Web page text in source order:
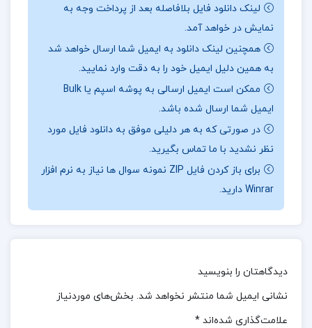
سپیده دم) سارا جی. ماس : چائول اکنون باید راهی برای
بهبودی بیابد و تنها راه نجات او، کمک گرفتن از
شفا‌دهندگان افسانه‌ای توره چسمه در آنتیکا است. این
شفا‌دهندگان نه تنها برای نجات چائول، بلکه برای رهایی
اریلیا اهمیت زیادی دارند. چائول در سفر به آنتیکا، نه
تنها برای بهبود جسمی خود، بلکه برای کشف اسرار و
یافتن راهی برای نجات اریلیا تلاش می‌کند.
موضوع کتاب سریر شیشه ای جلد 6 (برج سپیده دم)
ماجراهای هیجان‌انگیز خود، خواننده را به دنیای پر از
بسیاری روبرو می‌شود و نیاز به تمام اراده و قدرت خود
دارد تا بر آن‌ها فائق آید.
لینک دانلود فایل بلافاصله بعد از پرداخت وجه به
نمایش در خواهد آمد.
همچنین لینک دانلود به ایمیل شما ارسال خواهد شد
به همین دلیل ایمیل خود را به دقت وارد نمایید.
ممکن است ایمیل ارسالی به پوشه اسپم یا Bulk
ایمیل شما ارسال شده باشد.
در صورتی که به هر دلیلی موفق به دانلود فایل مورد
نظر نشدید با ما تماس بگیرید.
برای باز کردن فایل ZIP نمونه سوال ها نیاز به نرم افزار
Winrar دارید.
دیدگاهتان را بنویسید
نشانی ایمیل شما منتشر نخواهد شد. بخش‌های موردنیاز
علامت‌گذاری شده‌اند *